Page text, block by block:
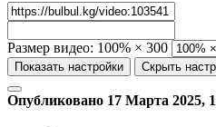
Размер видео: 100% × 300
Показать настройки Скрыть
Опубликовано 17 Марта 2025,